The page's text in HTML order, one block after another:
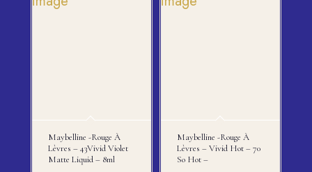
Maybelline -rouge À
Lèvres – 43Vivid Violet
Matte Liquid – 8ml
Maybelline -rouge À
Lèvres – Vivid Hot – 70
So Hot –